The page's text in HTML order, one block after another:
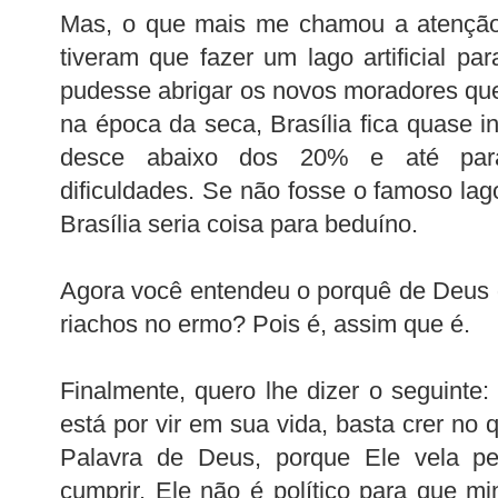
Mas, o que mais me chamou a
tiveram que fazer um lago artificial
pudesse abrigar os novos moradores
na época da seca, Brasília fica quase
desce abaixo dos 20% e até
dificuldades. Se não fosse o famoso
Brasília seria coisa para beduíno.
Agora você entendeu o porquê de
riachos no ermo? Pois é, assim que é.
Finalmente, quero lhe dizer o
está por vir em sua vida, basta crer no
Palavra de Deus, porque Ele vela
cumprir. Ele não é político para que